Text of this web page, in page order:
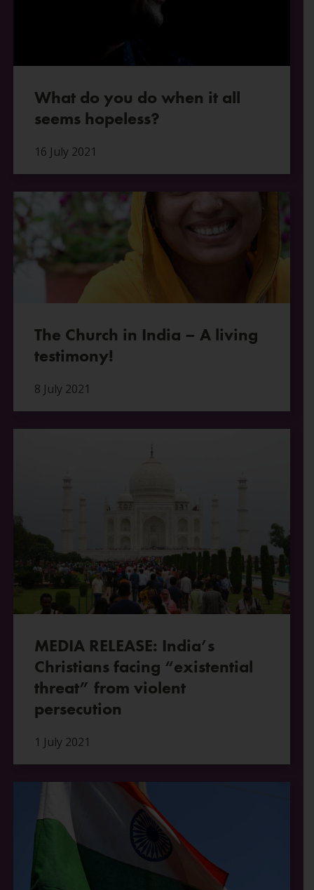
What do you do when it all
seems hopeless?
16 July 2021
The Church in India – A living
testimony!
8 July 2021
MEDIA RELEASE: India’s
Christians facing “existential
threat” from violent
persecution
1 July 2021